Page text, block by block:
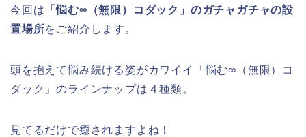
今回は 「悩む∞（無限）コダック」のガチャガチャの設
置場所をご紹介します。
頭を抱えて悩み続ける姿がカワイイ「悩む∞（無限）コ
ダック」のラインナップは４種類。
見てるだけで癒されますよね！